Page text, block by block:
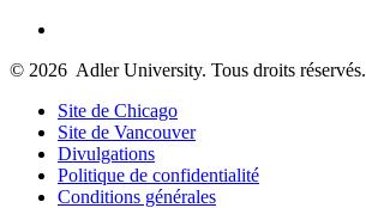
© 2026 Adler University. Tous droits réservés.
Site de Chicago
Site de Vancouver
Divulgations
Politique de confidentialité
Conditions générales